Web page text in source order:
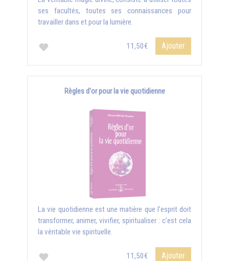
ses facultés, toutes ses connaissances pour
travailler dans et pour la lumière.
11,50€ Ajouter
Règles d'or pour la vie quotidienne
La vie quotidienne est une matière que l'esprit doit
transformer, animer, vivifier, spiritualiser : c'est cela
la véritable vie spirituelle.
11,50€ Ajouter